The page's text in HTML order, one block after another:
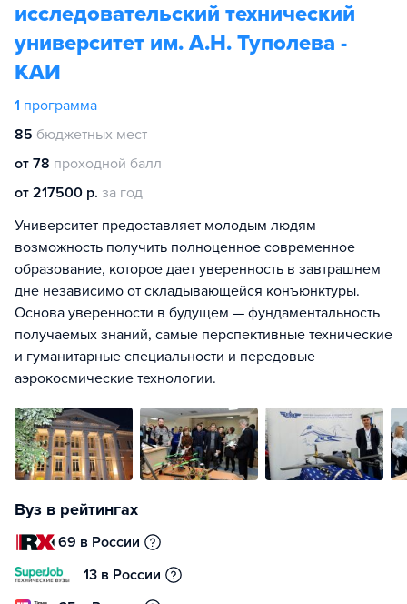
исследовательский технический
университет им. А.Н. Туполева -
КАИ
1 программа
85 бюджетных мест
от 78 проходной балл
от 217500 р. за год
Университет предоставляет молодым людям
возможность получить полноценное современное
образование, которое дает уверенность в завтрашнем
дне независимо от складывающейся конъюнктуры.
Основа уверенности в будущем — фундаментальность
получаемых знаний, самые перспективные технические
и гуманитарные специальности и передовые
аэрокосмические технологии.
Вуз в рейтингах
69 в России
13 в России